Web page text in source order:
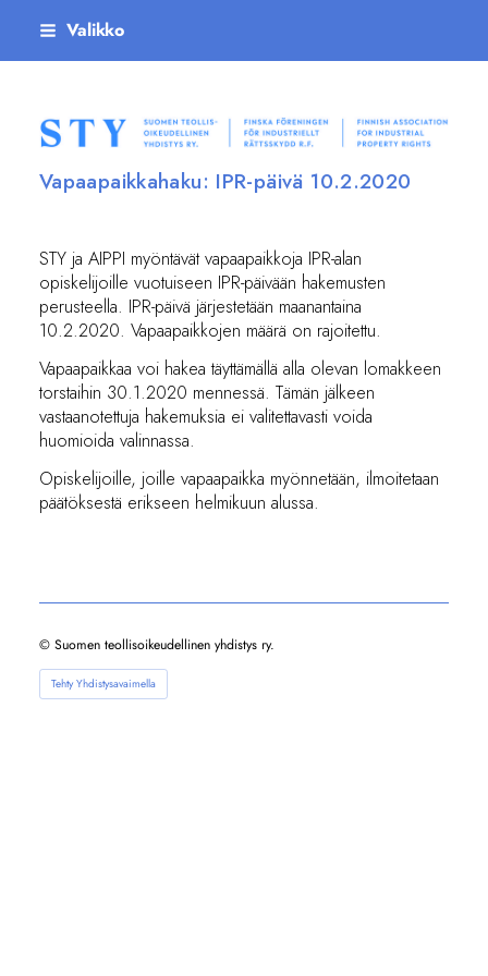
Siirry
Valikko
Suomen teollisoikeudellinen yhdistys ry
Vapaapaikkahaku: IPR-päivä 10.2.2020
STY ja AIPPI myöntävät vapaapaikkoja IPR-alan
opiskelijoille vuotuiseen IPR-päivään hakemusten
perusteella. IPR-päivä järjestetään maanantaina
10.2.2020. Vapaapaikkojen määrä on rajoitettu.
Vapaapaikkaa voi hakea täyttämällä alla olevan lomakkeen
torstaihin 30.1.2020 mennessä. Tämän jälkeen
vastaanotettuja hakemuksia ei valitettavasti voida
huomioida valinnassa.
Opiskelijoille, joille vapaapaikka myönnetään, ilmoitetaan
päätöksestä erikseen helmikuun alussa.
© Suomen teollisoikeudellinen yhdistys ry.
Tehty Yhdistysavaimella